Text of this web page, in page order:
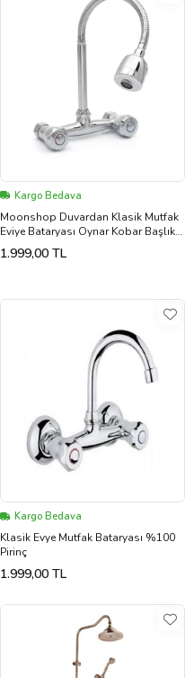
Kargo Bedava
Moonshop Duvardan Klasik Mutfak
Eviye Bataryası Oynar Kobar Başlıklı
2 Yıl Garantili
1.999,00 TL
Kargo Bedava
Klasik Evye Mutfak Bataryası %100
Pirinç
1.999,00 TL